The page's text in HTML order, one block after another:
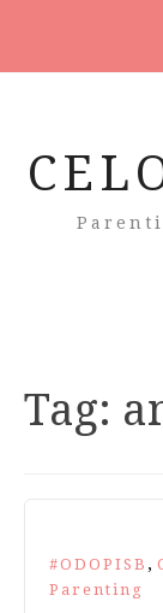
Tag:
#ODOPISB ,
Parenting